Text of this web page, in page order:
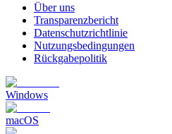
Über uns
Transparenzbericht
Datenschutzrichtlinie
Nutzungsbedingungen
Rückgabepolitik
Windows
macOS